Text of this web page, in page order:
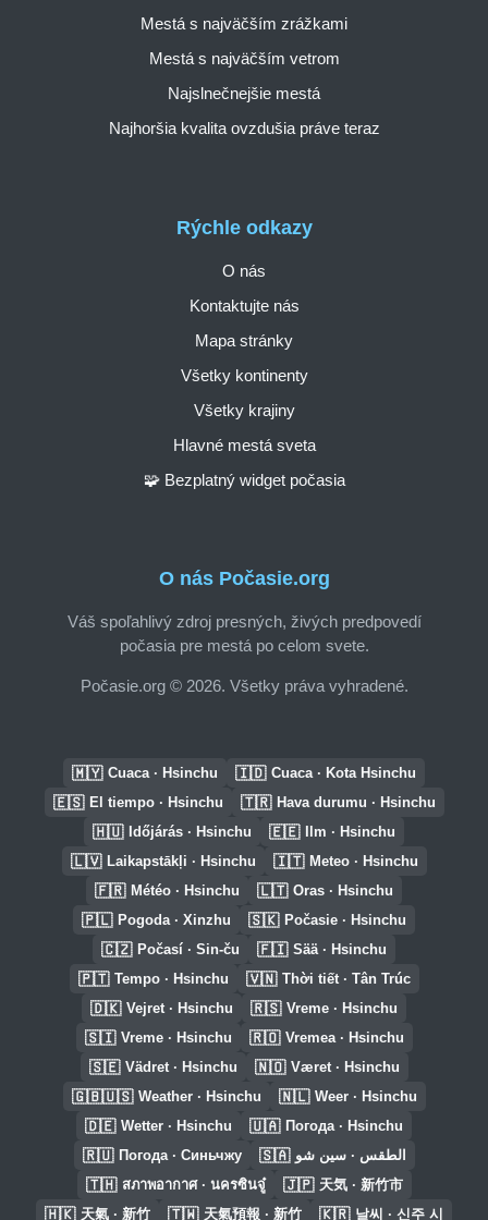
O nás Počasie.org
Váš spoľahlivý zdroj presných, živých predpovedí
počasia pre mestá po celom svete.
Počasie.org © 2026. Všetky práva vyhradené.
Rýchle odkazy
O nás
Kontaktujte nás
Mapa stránky
Všetky kontinenty
Všetky krajiny
Hlavné mestá sveta
🧩 Bezplatný widget počasia
Mestá s najväčším zrážkami
Mestá s najväčším vetrom
Najslnečnejšie mestá
Najhoršia kvalita ovzdušia práve teraz
🇲🇾 Cuaca · Hsinchu 🇮🇩 Cuaca · Kota Hsinchu
🇪🇸 El tiempo · Hsinchu 🇹🇷 Hava durumu · Hsinchu
🇭🇺 Időjárás · Hsinchu 🇪🇪 Ilm · Hsinchu
🇱🇻 Laikapstākļi · Hsinchu 🇮🇹 Meteo · Hsinchu
🇫🇷 Météo · Hsinchu 🇱🇹 Oras · Hsinchu
🇵🇱 Pogoda · Xinzhu 🇸🇰 Počasie · Hsinchu
🇨🇿 Počasí · Sin-ču 🇫🇮 Sää · Hsinchu
🇵🇹 Tempo · Hsinchu 🇻🇳 Thời tiết · Tân Trúc
🇩🇰 Vejret · Hsinchu 🇷🇸 Vreme · Hsinchu
🇸🇮 Vreme · Hsinchu 🇷🇴 Vremea · Hsinchu
🇸🇪 Vädret · Hsinchu 🇳🇴 Været · Hsinchu
🇬🇧🇺🇸 Weather · Hsinchu 🇳🇱 Weer · Hsinchu
🇩🇪 Wetter · Hsinchu 🇺🇦 Погода · Hsinchu
🇷🇺 Погода · Синьчжу 🇸🇦 الطقس · سين شو
🇹🇭 สภาพอากาศ · นครซินจู๋ 🇯🇵 天気 · 新竹市
🇭🇰 天氣 · 新竹 🇹🇼 天氣預報 · 新竹 🇰🇷 날씨 · 신주 시